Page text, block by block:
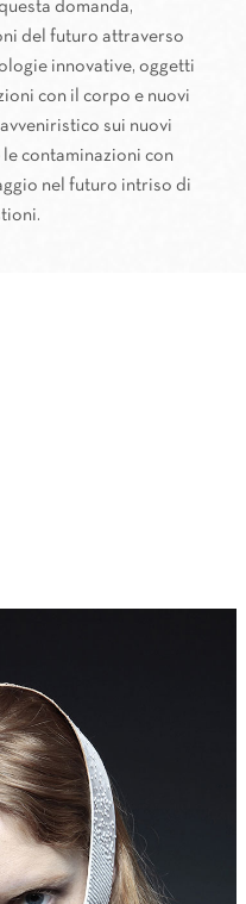
domanda,
del futuro attraverso
innovative, oggetti
con il corpo e nuovi
sui nuovi
contaminazioni con
nel futuro intriso di